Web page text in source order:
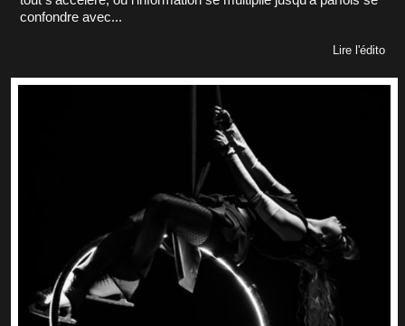
confondre avec...
Lire l'édito